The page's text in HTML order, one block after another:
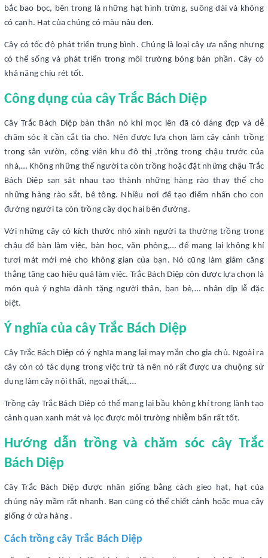
bắc bao bọc, bên trong là những hạt hình trứng, suông dài và không
có cạnh. Hạt của chúng có màu nâu đen.
Cây có tốc độ phát triển trung bình. Chúng là loại cây ưa nắng nhưng
có thể sống và phát triển trong môi trường bóng bán phần. Cây có
khả năng chịu rét tốt.
Công dụng của cây Trắc Bách Diệp
Cây Trắc Bách Diệp bản thân nó khi mọc lên đã có dáng đẹp và dễ
chăm sóc ít cần cắt tỉa cho. Nên được lựa chọn làm cây cảnh trồng
trong sân vườn, công viên khu đô thị ,trồng trong chậu trước của
nhà,… Không những thế người ta còn trồng hoặc đặt những chậu Trắc
Bách Diệp san sát nhau tạo thành những hàng rào thay thế cho
những hàng rào sắt, bê tông. Nhiều nơi để tạo điểm nhấn cho con
đường người ta còn trồng cây dọc hai bên đường.
Với những cây có kích thước nhỏ xinh người ta thường trồng trong
chậu để bàn làm việc, bàn học, văn phòng,… để mang lại không khí
tươi mát mới mẻ cho không gian của bạn. Nó cũng làm giảm căng
thẳng tăng cao hiệu quả làm việc. Trắc Bách Diệp còn được lựa chọn là
món quà ý nghĩa dành tặng người thân, bạn bè,… nhân dịp lễ đặc
biệt.
Ý nghĩa của cây Trắc Bách Diệp
Cây Trắc Bách Diệp có ý nghĩa mang lại may mắn cho gia chủ. Ngoài ra
cây còn có tác dụng trong việc trừ tà nên nó rất được ưa chuộng sử
dụng làm cây nội thất, ngoại thất,…
Trồng cây Trắc Bách Diệp có thể mang lại bầu không khí trong lành tạo
cảnh quan xanh mát và lọc được môi trường nhiễm bẩn rất tốt.
Hướng dẫn trồng và chăm sóc cây Trắc
Bách Diệp
Cây Trắc Bách Diệp được nhân giống bằng cách gieo hạt, hạt của
chúng nảy mầm rất nhanh. Bạn cũng có thể chiết cành hoặc mua cây
giống ở cửa hàng .
Cách trồng cây Trắc Bách Diệp